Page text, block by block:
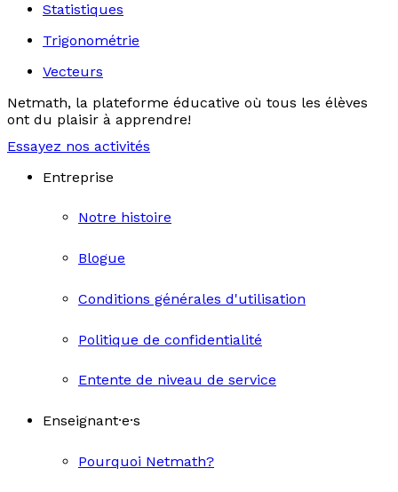
Statistiques
Trigonométrie
Vecteurs
Netmath, la plateforme éducative où tous les élèves
ont du plaisir à apprendre!
Essayez nos activités
Entreprise
Notre histoire
Blogue
Conditions générales d'utilisation
Politique de confidentialité
Entente de niveau de service
Enseignant·e·s
Pourquoi Netmath?